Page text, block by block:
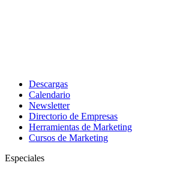
Descargas
Calendario
Newsletter
Directorio de Empresas
Herramientas de Marketing
Cursos de Marketing
Especiales